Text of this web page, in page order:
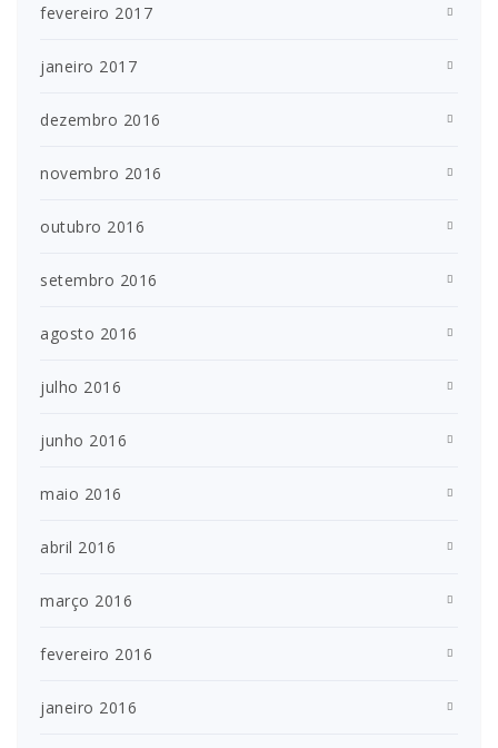
fevereiro 2017
janeiro 2017
dezembro 2016
novembro 2016
outubro 2016
setembro 2016
agosto 2016
julho 2016
junho 2016
maio 2016
abril 2016
março 2016
fevereiro 2016
janeiro 2016